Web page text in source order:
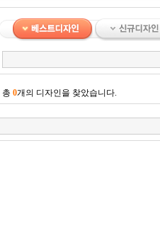
총 0개의 디자인을 찾았습니다.